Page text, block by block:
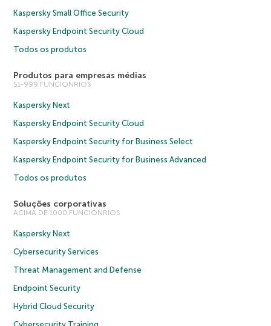
Kaspersky Small Office Security
Kaspersky Endpoint Security Cloud
Todos os produtos
Produtos para empresas médias
51-999 FUNCIONRIOS
Kaspersky Next
Kaspersky Endpoint Security Cloud
Kaspersky Endpoint Security for Business Select
Kaspersky Endpoint Security for Business Advanced
Todos os produtos
Soluções corporativas
ACIMA DE 1000 FUNCIONRIOS
Kaspersky Next
Cybersecurity Services
Threat Management and Defense
Endpoint Security
Hybrid Cloud Security